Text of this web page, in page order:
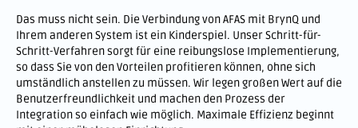
Das muss nicht sein. Die Verbindung von AFAS mit BrynQ und
Ihrem anderen System ist ein Kinderspiel. Unser Schritt-für-
Schritt-Verfahren sorgt für eine reibungslose Implementierung,
so dass Sie von den Vorteilen profitieren können, ohne sich
umständlich anstellen zu müssen. Wir legen großen Wert auf die
Benutzerfreundlichkeit und machen den Prozess der
Integration so einfach wie möglich. Maximale Effizienz beginnt